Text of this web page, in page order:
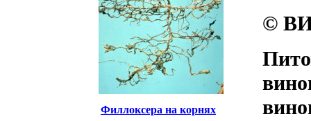
Филлоксера на корнях
©